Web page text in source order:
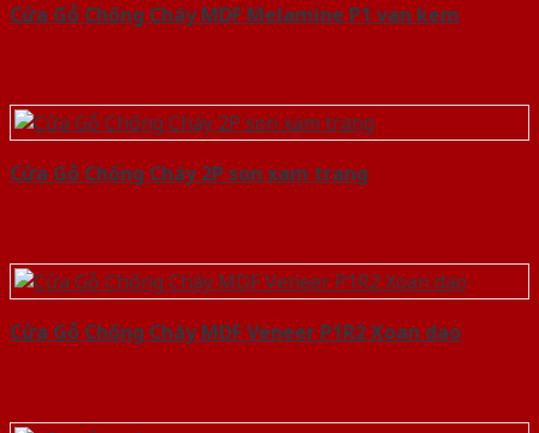
Cửa Gỗ Chống Cháy MDF Melamine P1 van kem
Cửa Gỗ Chống Cháy 2P son xam trang
Cửa Gỗ Chống Cháy MDF Veneer P1R2 Xoan dao